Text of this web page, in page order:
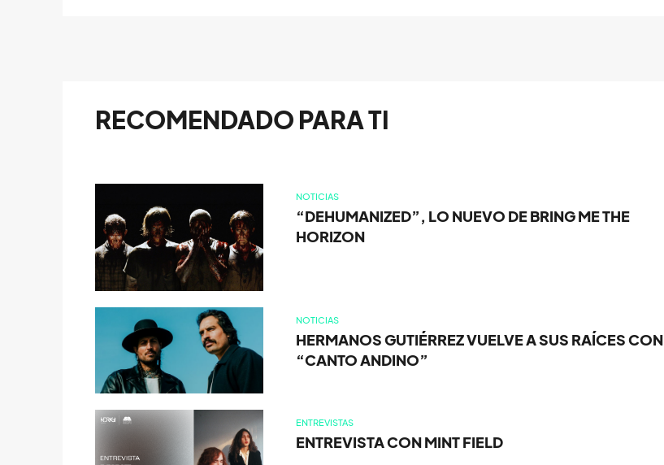
RECOMENDADO PARA TI
NOTICIAS
“DEHUMANIZED”, LO NUEVO DE BRING ME THE
HORIZON
NOTICIAS
HERMANOS GUTIÉRREZ VUELVE A SUS RAÍCES CON
“CANTO ANDINO”
ENTREVISTAS
ENTREVISTA CON MINT FIELD